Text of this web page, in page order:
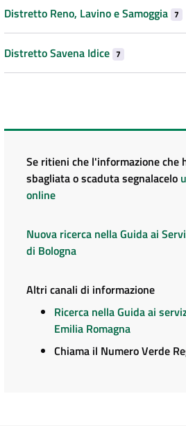
Distretto Reno, Lavino e Samoggia 7
Distretto Savena Idice 7
Se ritieni che l'informazione che
sbagliata o scaduta segnalacelo
online
Nuova ricerca nella Guida ai
di Bologna
Altri canali di informazione
Ricerca nella Guida ai
Emilia Romagna
Chiama il Numero Verde